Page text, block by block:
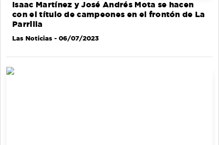
Isaac Martínez y José Andrés Mota se hacen
con el título de campeones en el frontón de La
Parrilla
Las Noticias - 06/07/2023